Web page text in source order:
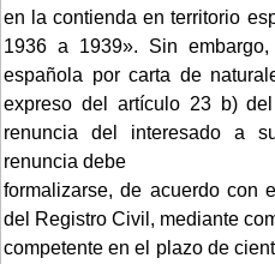
en la contienda en territorio
1936 a 1939». Sin
española por carta de
expreso del artículo 23 b)
renuncia del interesado a
renuncia debe
formalizarse, de acuerdo con
del Registro Civil, mediante
competente en el plazo de